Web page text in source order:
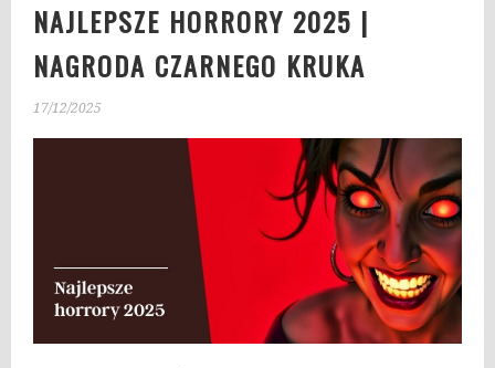
NAJLEPSZE HORRORY 2025 |
NAGRODA CZARNEGO KRUKA
17/12/2025